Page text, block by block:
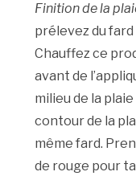
Finition de la
prélevez du
Chauffez ce
avant de
milieu de la
contour de la
même fard.
de rouge pour